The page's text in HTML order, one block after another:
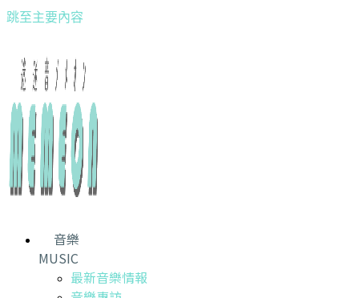
跳至主要內容
音樂
MUSIC
最新音樂情報